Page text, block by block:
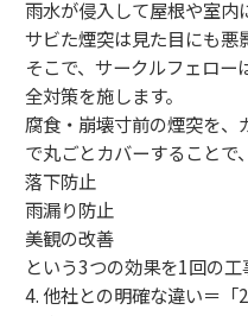
雨水が侵入して屋根や室内
サビた煙突は見た目にも悪
そこで、サークルフェロー
全対策を施します。
腐食・崩壊寸前の煙突を
で丸ごとカバーすることで、
落下防止
雨漏り防止
美観の改善
という3つの効果を1回の工
4. 他社との明確な違い＝「